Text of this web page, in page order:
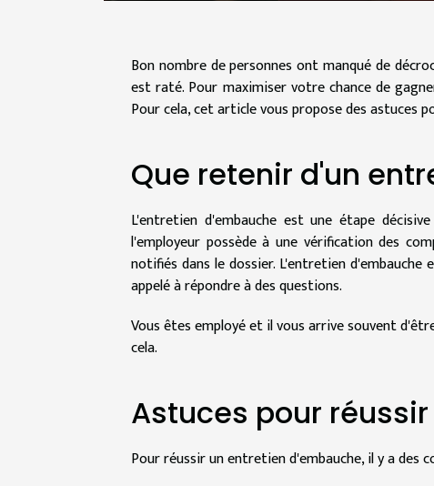
Bon nombre de personnes ont manqué de
est raté. Pour maximiser votre chance de
Pour cela, cet article vous propose des astuces
Que retenir d'un
L'entretien d'embauche est une étape
l'employeur possède à une vérification des
notifiés dans le dossier. L'entretien
appelé à répondre à des questions.
Vous êtes employé et il vous arrive souvent
cela.
Astuces pour
Pour réussir un entretien d'embauche, il y a des